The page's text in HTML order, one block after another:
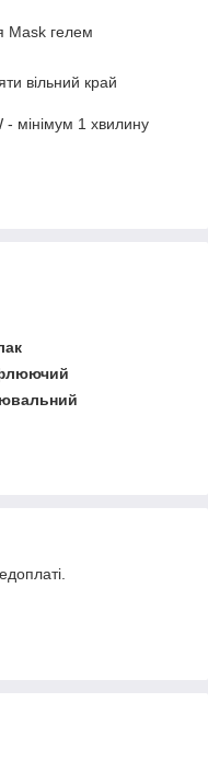
Mask гелем
вільний край
мінімум 1 хвилину